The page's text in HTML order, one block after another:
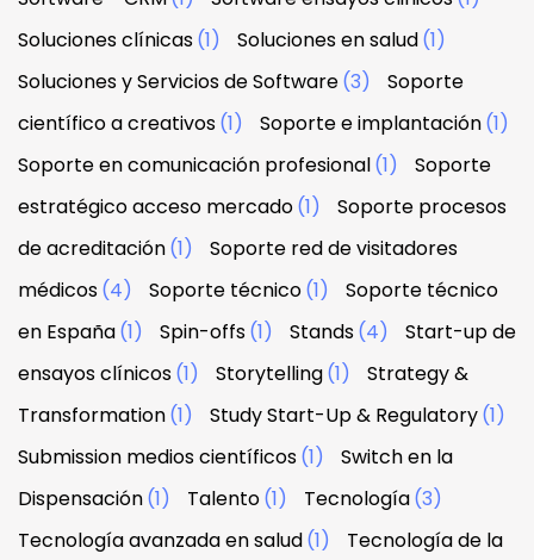
Soluciones clínicas(1) Soluciones en salud(1)
Soluciones y Servicios de Software(3)
Soporte
científico a creativos(1) Soporte e implantación(1)
Soporte en comunicación profesional(1)
Soporte
estratégico acceso mercado(1)
Soporte procesos
de acreditación(1)
Soporte red de visitadores
médicos(4) Soporte técnico(1)
Soporte técnico
en España(1) Spin-offs(1) Stands(4)
Start-up de
ensayos clínicos(1) Storytelling(1)
Strategy &
Transformation(1) Study Start-Up & Regulatory(1)
Submission medios científicos(1)
Switch en la
Dispensación(1) Talento(1) Tecnología(3)
Tecnología avanzada en salud(1)
Tecnología de la